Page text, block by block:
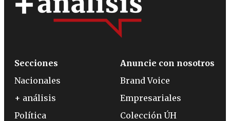
Secciones
Nacionales
+ análisis
Política
Anuncie con nosotros
Brand Voice
Empresariales
Colección ÚH